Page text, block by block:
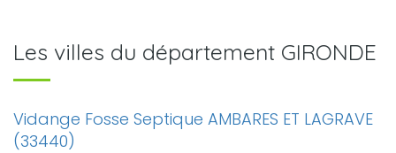
Les villes du département GIRONDE
Vidange Fosse Septique AMBARES ET LAGRAVE
(33440)